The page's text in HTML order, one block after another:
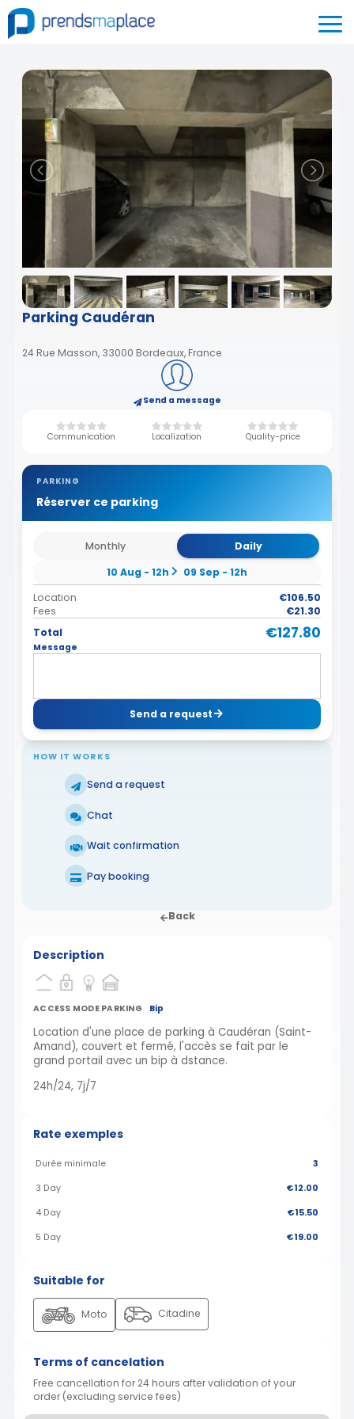
Parking Caudéran
24 Rue Masson, 33000 Bordeaux, France
Send a message
Communication Localization Quality-price
PARKING
Réserver ce parking
Monthly
Daily
10 Aug - 12h
09 Sep - 12h
Location
€106.50
Fees
€21.30
Total
€127.80
Message
Send a request
HOW IT WORKS
Send a request
Chat
Wait confirmation
Pay booking
Back
Description
ACCESS MODE PARKING Bip
Location d'une place de parking à Caudéran (Saint-
Amand), couvert et fermé, l'accès se fait par le
grand portail avec un bip à dstance.
24h/24, 7j/7
Rate exemples
Durée minimale 3
3 Day €12.00
4 Day €15.50
5 Day €19.00
Suitable for
Moto Citadine
Terms of cancelation
Free cancellation for 24 hours after validation of your
order (excluding service fees)